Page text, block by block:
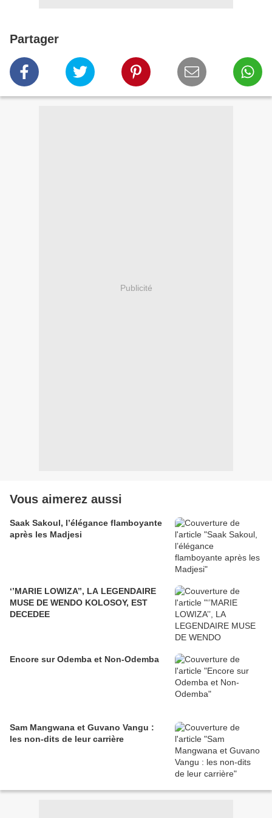
Partager
Publicité
Vous aimerez aussi
Saak Sakoul, l’élégance flamboyante
après les Madjesi
‘’MARIE LOWIZA’’, LA LEGENDAIRE
MUSE DE WENDO KOLOSOY, EST
DECEDEE
Encore sur Odemba et Non-Odemba
Sam Mangwana et Guvano Vangu :
les non-dits de leur carrière